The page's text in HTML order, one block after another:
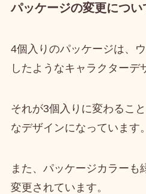
パッケージの変更につい
4個入りのパッケージは、
したようなキャラクターデ
それが3個入りに変わること
なデザインになっています。
また、 パッケージカラーも
変更されています。